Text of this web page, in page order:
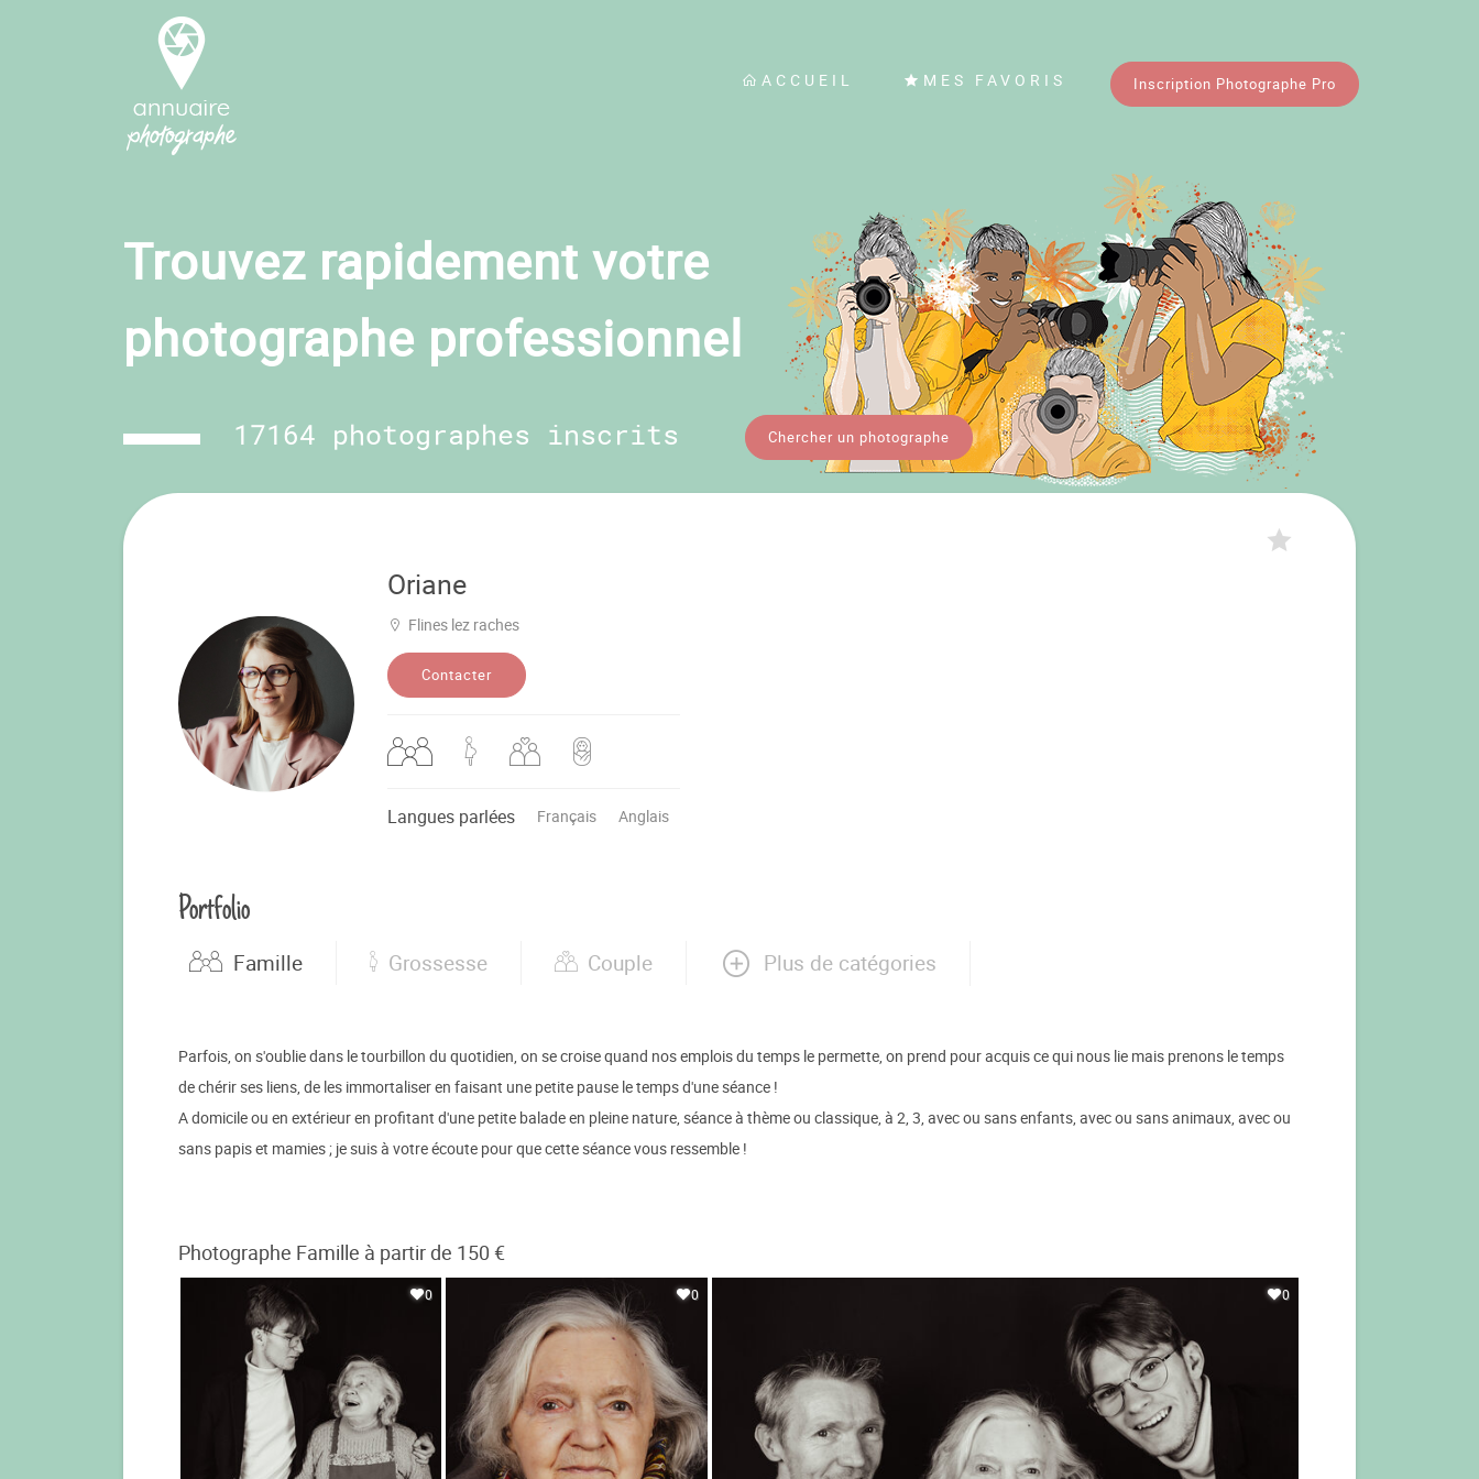
ACCUEIL MES FAVORIS Inscription Photographe Pro
Trouvez rapidement votre
photographe professionnel
17164 photographes inscrits Chercher un photographe
Oriane
Flines lez raches
Contacter
Langues parlées Français Anglais
Portfolio
Famille Grossesse Couple Plus de catégories
Parfois, on s'oublie dans le tourbillon du quotidien, on se croise quand nos emplois du temps le permette, on prend pour acquis ce qui nous lie mais prenons le temps
de chérir ses liens, de les immortaliser en faisant une petite pause le temps d'une séance !
A domicile ou en extérieur en profitant d'une petite balade en pleine nature, séance à thème ou classique, à 2, 3, avec ou sans enfants, avec ou sans animaux, avec ou
sans papis et mamies ; je suis à votre écoute pour que cette séance vous ressemble !
Photographe Famille à partir de 150 €
0 0 0